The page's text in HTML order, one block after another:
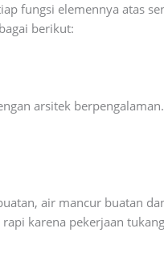
fungsi elemennya atas
berikut:
arsitek
air mancur buatan
karena pekerjaan